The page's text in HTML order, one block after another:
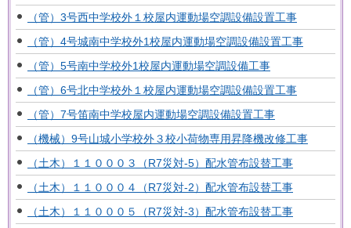
（管）3号西中学校外１校屋内運動場空調設備設置工事
（管）4号城南中学校外1校屋内運動場空調設備設置工事
（管）5号南中学校外1校屋内運動場空調設備工事
（管）6号北中学校外１校屋内運動場空調設備設置工事
（管）7号笛南中学校屋内運動場空調設備設置工事
（機械）9号山城小学校外３校小荷物専用昇降機改修工事
（土木）１１０００３（R7災対-5）配水管布設替工事
（土木）１１０００４（R7災対-2）配水管布設替工事
（土木）１１０００５（R7災対-3）配水管布設替工事